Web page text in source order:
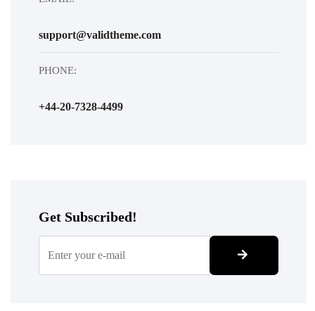
support@validtheme.com
PHONE:
+44-20-7328-4499
Get Subscribed!